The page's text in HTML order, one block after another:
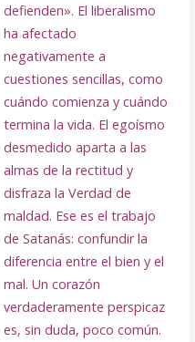
defienden». El liberalismo
ha afectado
negativamente a
cuestiones sencillas, como
cuándo comienza y cuándo
termina la vida. El egoísmo
desmedido aparta a las
almas de la rectitud y
disfraza la Verdad de
maldad. Ese es el trabajo
de Satanás: confundir la
diferencia entre el bien y el
mal. Un corazón
verdaderamente perspicaz
es, sin duda, poco común.